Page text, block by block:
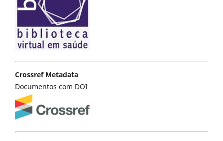
Crossref Metadata
Documentos com DOI